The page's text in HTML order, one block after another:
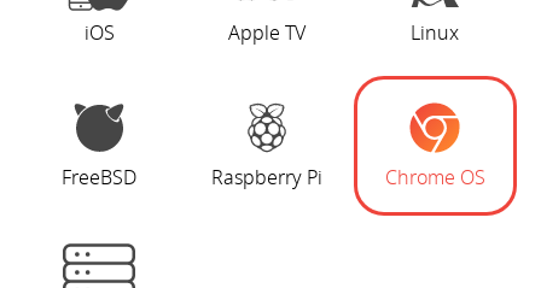
iOS Apple TV Linux
FreeBSD Raspberry Pi Chrome OS